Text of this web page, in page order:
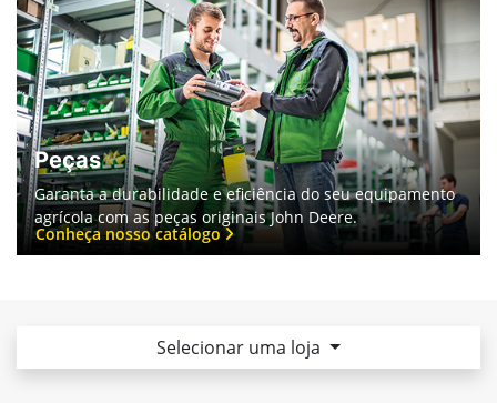
Peças
Garanta a durabilidade e eficiência do seu equipamento
agrícola com as peças originais John Deere.
Conheça nosso catálogo
Selecionar uma loja